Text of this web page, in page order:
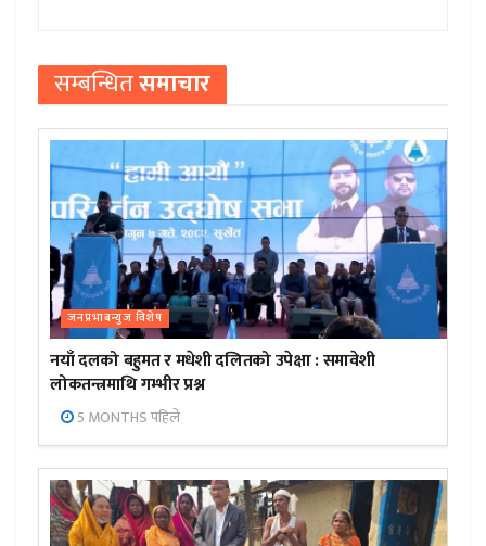
सम्बन्धितसमाचार
जनप्रभाबन्युज विशेष
नयाँ दलको बहुमत र मधेशी दलितको उपेक्षा : समावेशी
लोकतन्त्रमाथि गम्भीर प्रश्न
5 MONTHS पहिले